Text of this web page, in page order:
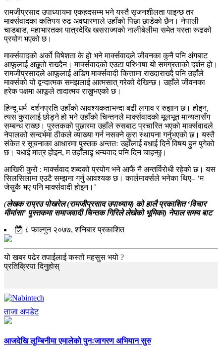
रामजीप्रसाद उपाध्यायमा एकहदसम्म भने यस्तै सृजनशीलता पाइन्छ तर
मार्क्सवादका कतिपय रुढ अवधारणाले उहाँको पिछा छाडेको छैन। नेपाली
चाडबाड, महाभारतका पात्रदेखि खसराज्यको नालीबेलीमा समेत यस्ता रूढको
प्रयोग भएको छ।
मार्क्सवादको अर्को विषेशता के हो भने मार्क्सवादले जीवनका कुनै पनि अंगबाट
आफूलाई अछूतो राख्दैन। मार्क्सवादको एउटा परिभाषा यो समग्रताको दर्शन हो।
रामजीप्रसादले आफूलाई अडिग मार्क्सवादी कित्तामा राख्दाराख्दै पनि उहाँले
मार्क्सको यो द्वन्दात्मक समझलाई आत्मसात् गरेको देखिन्छ। उहाँले जीवनका
हरेक पक्षमा आफूले तादात्मय राख्नुभएको छ।
हिन्दू धर्म–दर्शनप्रति उहाँको आवश्यकताभन्दा बढी लगाव र रुझान छ। होइन,
त्यस कुरालाई छोड्ने हो भने उहाँको चिन्तनले मार्क्सवादकाे मूलभूत मान्यतासँग
सम्बन्ध राख्छ। पुस्तकको पुछारमा उहाँले रुसबाट प्रचारित भएको मार्क्सवादले
नेपालको सन्दर्भमा ठीकले व्याख्या गर्न नसक्ने कुरा स्थापना गर्नुभएको छ। यस्तै
संकेत र सूचनाका आधारमा पुस्तक अन्ततः उहाँलाई बधाई दिने विषय हुन पुगेको
छ। बधाई मात्र होइन, म उहाँलाइृ धन्यवाद पनि दिन चाहन्छु।
आखिरी कुरो : मार्क्सवाद शब्दको प्रयोग भने आफैं नै अन्तर्विरोधी रहेको छ। यस
सिलसिलामा एउटै सम्झना गर्नु आवश्यक छ। कार्लमार्क्सले भनेका थिए– ‘म
जेसुकै भए पनि मार्क्सवादी होइन।’
(लेखक राप्रउ पोखरेल (रामजीप्रसाद उपाध्याय) को हालै प्रकाशित ‘विचार
मीमांसा’ पुस्तकमा समाजवादी चिन्तक गिरिले लेखेको भूमिका) नेपाल समय बाट
८ फाल्गुन २०७७, शनिबार प्रकाशित
यो खबर पढेर तपाईलाई कस्तो महसुस भयो ?
प्रतिक्रिया दिनुहोस्
ताजा अपडेट
आजदेखि लुम्बिनीमा एमालेको पुनःजागरण अभियान सुरु